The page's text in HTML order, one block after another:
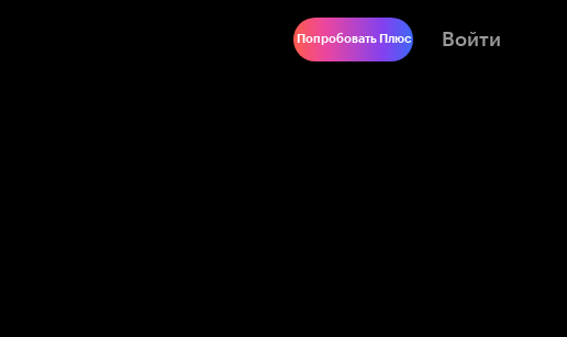
Попробовать Плюс Войти